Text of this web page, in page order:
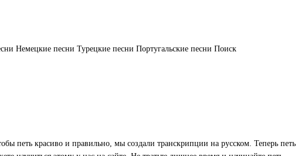
Немецкие песни Турецкие песни Португальские песни Поиск
петь красиво и правильно, мы создали транскрипции на русском. Теперь петь